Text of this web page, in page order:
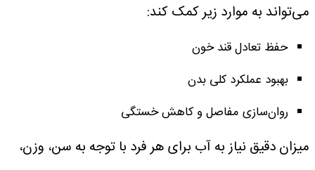
می‌تواند به موارد زیر کمک کند:
حفظ تعادل قند خون
بهبود عملکرد کلی بدن
روان‌سازی مفاصل و کاهش خستگی
میزان دقیق نیاز به آب برای هر فرد با توجه به سن، وزن،